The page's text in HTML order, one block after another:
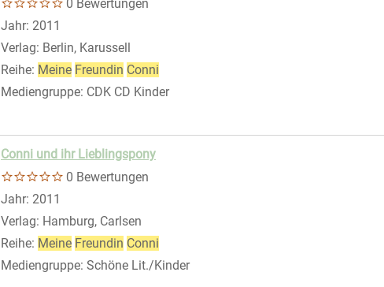
0 Bewertungen
Suche nach diesem Verfasser
Jahr: 2011
Verlag: Berlin, Karussell
Reihe: Meine Freundin Conni
Mediengruppe: CDK CD Kinder
Conni und ihr Lieblingspony
0 Bewertungen
Suche nach diesem Verfasser
Jahr: 2011
Verlag: Hamburg, Carlsen
Reihe: Meine Freundin Conni
Mediengruppe: Schöne Lit./Kinder